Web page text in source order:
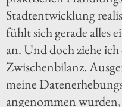
Stadtentwicklung
fühlt sich gerade alles
an. Und doch ziehe
Zwischenbilanz.
meine
angenommen